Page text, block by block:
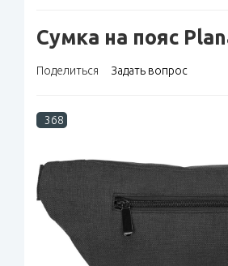
Сумка на пояс
Поделиться Задать вопрос
368